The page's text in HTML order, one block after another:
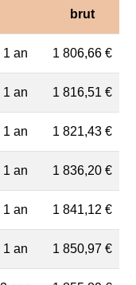
brut
1 an 1 806,66 €
1 an 1 816,51 €
1 an 1 821,43 €
1 an 1 836,20 €
1 an 1 841,12 €
1 an 1 850,97 €